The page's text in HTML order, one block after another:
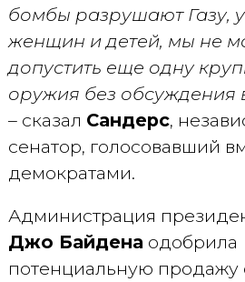
бомбы разрушают Газу,
женщин и детей, мы не
допустить еще одну
оружия без обсуждения
– сказал Сандерс,
сенатор, голосовавший
демократами.
Администрация
Джо Байденаодобрила
потенциальную продажу